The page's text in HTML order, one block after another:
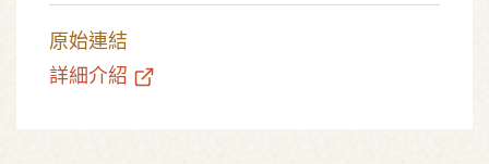
原始連結
詳細介紹